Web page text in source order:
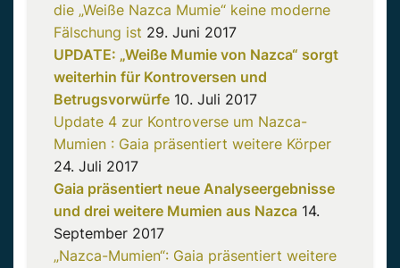
die „Weiße Nazca Mumie“ keine moderne
Fälschung ist 29. Juni 2017
UPDATE: „Weiße Mumie von Nazca“ sorgt
weiterhin für Kontroversen und
Betrugsvorwürfe 10. Juli 2017
Update 4 zur Kontroverse um Nazca-
Mumien : Gaia präsentiert weitere Körper
24. Juli 2017
Gaia präsentiert neue Analyseergebnisse
und drei weitere Mumien aus Nazca 14.
September 2017
„Nazca-Mumien“: Gaia präsentiert weitere